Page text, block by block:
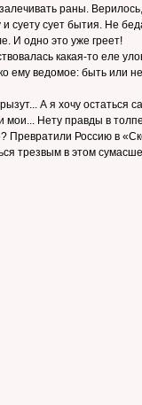
раны.
сует бытия. Не
И одно это уже греет!
какая-то еле
ему ведомое: быть или
А я хочу остаться
Нету правды в
Россию в
трезвым в этом